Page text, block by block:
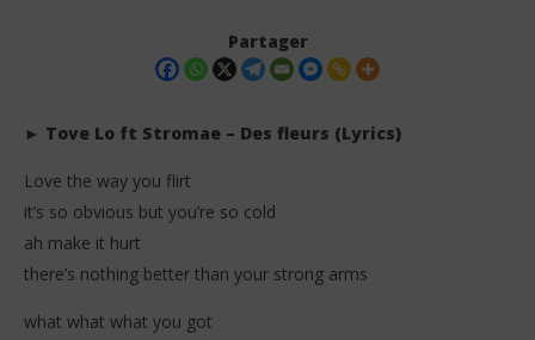
NOW VIEWING
Partager
► Tove Lo ft Stromae – Des fleurs (Lyrics)
Love the way you flirt
it’s so obvious but you’re so cold
ah make it hurt
there’s nothing better than your strong arms
what what what you got